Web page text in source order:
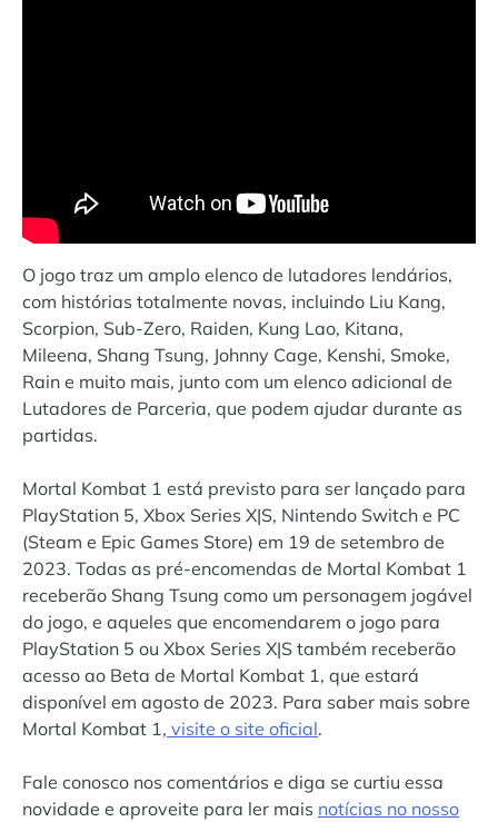
O jogo traz um amplo elenco de lutadores lendários,
com histórias totalmente novas, incluindo Liu Kang,
Scorpion, Sub-Zero, Raiden, Kung Lao, Kitana,
Mileena, Shang Tsung, Johnny Cage, Kenshi, Smoke,
Rain e muito mais, junto com um elenco adicional de
Lutadores de Parceria, que podem ajudar durante as
partidas.
Mortal Kombat 1 está previsto para ser lançado para
PlayStation 5, Xbox Series X|S, Nintendo Switch e PC
(Steam e Epic Games Store) em 19 de setembro de
2023. Todas as pré-encomendas de Mortal Kombat 1
receberão Shang Tsung como um personagem jogável
do jogo, e aqueles que encomendarem o jogo para
PlayStation 5 ou Xbox Series X|S também receberão
acesso ao Beta de Mortal Kombat 1, que estará
disponível em agosto de 2023. Para saber mais sobre
Mortal Kombat 1, visite o site oficial.
Fale conosco nos comentários e diga se curtiu essa
novidade e aproveite para ler mais notícias no nosso